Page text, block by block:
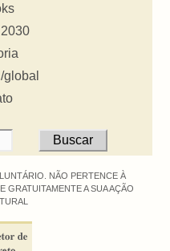
global
NÃO PERTENCE À
GRATUITAMENTE A SUA AÇÃO